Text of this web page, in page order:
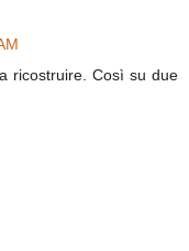
ricostruire. Così su due